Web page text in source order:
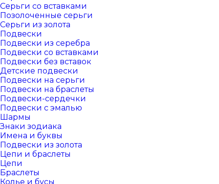
Серьги со вставками
Позолоченные серьги
Серьги из золота
Подвески
Подвески из серебра
Подвески со вставками
Подвески без вставок
Детские подвески
Подвески на серьги
Подвески на браслеты
Подвески-сердечки
Подвески с эмалью
Шармы
Знаки зодиака
Имена и буквы
Подвески из золота
Цепи и браслеты
Цепи
Браслеты
Колье и бусы